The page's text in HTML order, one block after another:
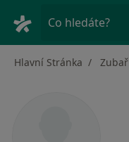
Co hledáte?
Hlavní Stránka Zubař